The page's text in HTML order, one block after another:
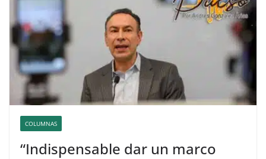
COLUMNAS
“Indispensable dar un marco